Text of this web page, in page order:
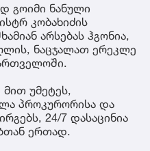
გოიმი ნანული
კობახიძის
არსებას ჰგონია,
ნაცჯალათ ერეკლე
უმეტეს,
პროკურორისა და
24/7 დასაცინია
ერთად.